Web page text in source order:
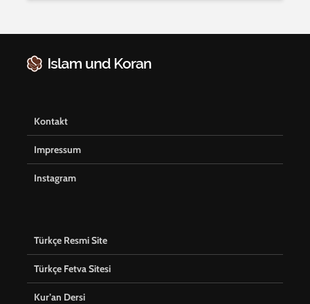
Kontakt
Impressum
Instagram
Türkçe Resmi Site
Türkçe Fetva Sitesi
Kur’an Dersi